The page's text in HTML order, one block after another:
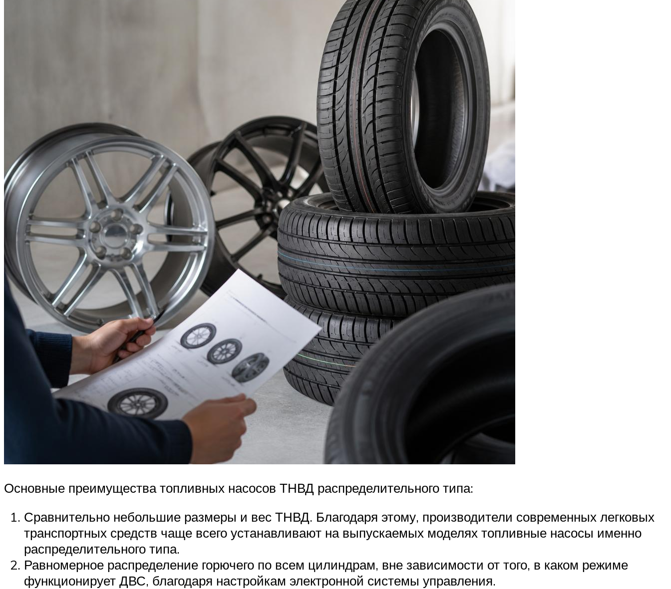
Основные преимущества топливных насосов ТНВД распределительного типа:
Сравнительно небольшие размеры и вес ТНВД. Благодаря этому, производители современных легковых
транспортных средств чаще всего устанавливают на выпускаемых моделях топливные насосы именно
распределительного типа.
Равномерное распределение горючего по всем цилиндрам, вне зависимости от того, в каком режиме
функционирует ДВС, благодаря настройкам электронной системы управления.